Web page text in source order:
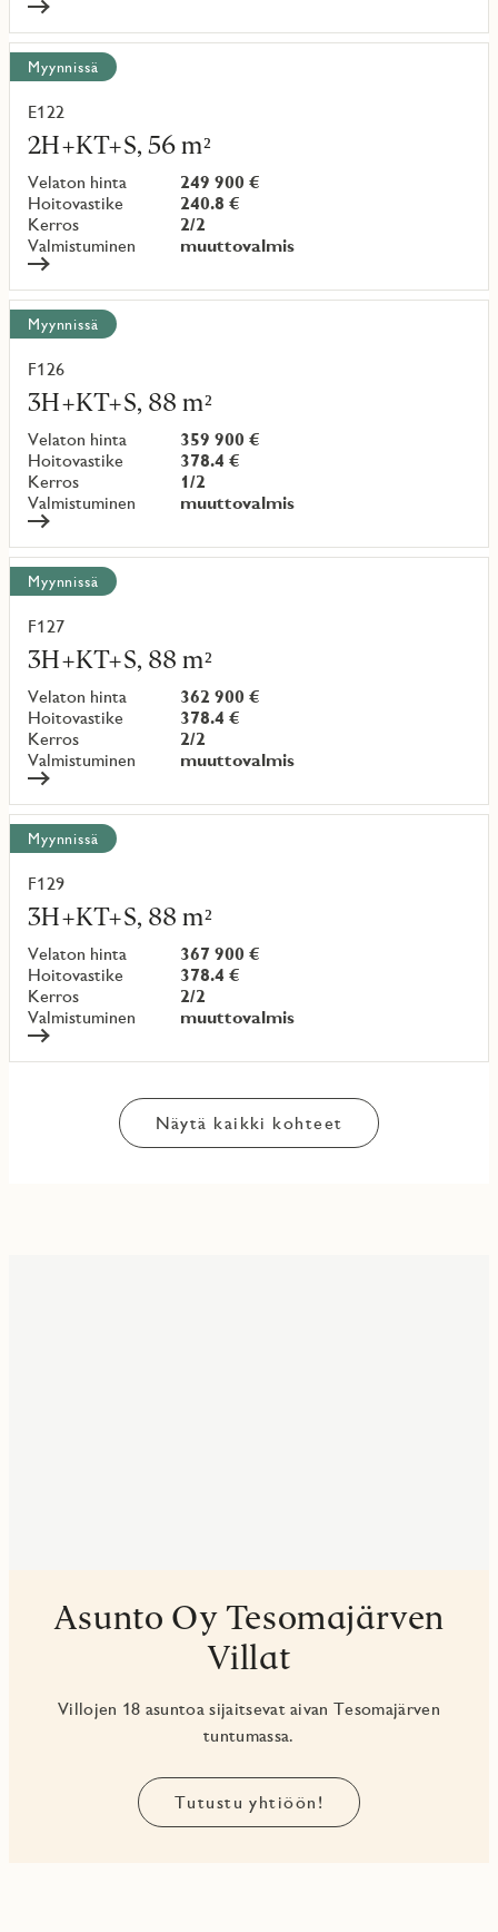
Myynnissä
E122
2H+KT+S, 56 m²
Velaton hinta
249 900 €
Hoitovastike
240.8 €
Kerros
2/2
Valmistuminen
muuttovalmis
Lue
lisää
kohteesta
Myynnissä
F126
3H+KT+S, 88 m²
Velaton hinta
359 900 €
Hoitovastike
378.4 €
Kerros
1/2
Valmistuminen
muuttovalmis
Lue
lisää
kohteesta
Myynnissä
F127
3H+KT+S, 88 m²
Velaton hinta
362 900 €
Hoitovastike
378.4 €
Kerros
2/2
Valmistuminen
muuttovalmis
Lue
lisää
kohteesta
Myynnissä
F129
3H+KT+S, 88 m²
Velaton hinta
367 900 €
Hoitovastike
378.4 €
Kerros
2/2
Valmistuminen
muuttovalmis
Lue
lisää
kohteesta
Näytä kaikki kohteet
Asunto Oy Tesomajärven
Villat
Villojen 18 asuntoa sijaitsevat aivan Tesomajärven
tuntumassa.
Tutustu yhtiöön!